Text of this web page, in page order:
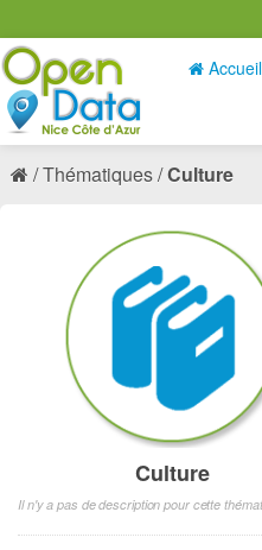
Accueil
Thématiques Culture
Culture
Il n'y a pas de description pour cette